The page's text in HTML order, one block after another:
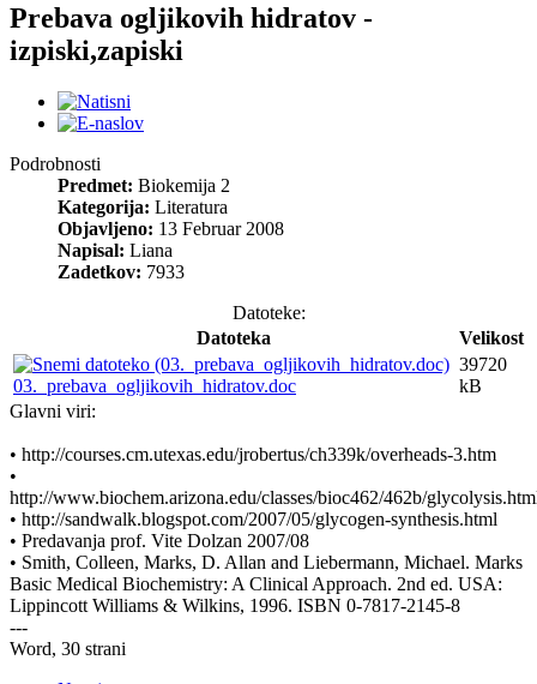
Prebava ogljikovih hidratov -
izpiski,zapiski
Podrobnosti
Predmet: Biokemija 2
Kategorija: Literatura
Objavljeno: 13 Februar 2008
Napisal: Liana
Zadetkov: 7933
Datoteke:
Datoteka
Velikost
03._prebava_ogljikovih_hidratov.doc
39720
kB
Glavni viri:
• http://courses.cm.utexas.edu/jrobertus/ch339k/overheads-3.htm
•
http://www.biochem.arizona.edu/classes/bioc462/462b/
• http://sandwalk.blogspot.com/2007/05/glycogen-synthesis.html
• Predavanja prof. Vite Dolzan 2007/08
• Smith, Colleen, Marks, D. Allan and Liebermann, Michael. Marks
Basic Medical Biochemistry: A Clinical Approach. 2nd ed. USA:
Lippincott Williams & Wilkins, 1996. ISBN 0-7817-2145-8
---
Word, 30 strani